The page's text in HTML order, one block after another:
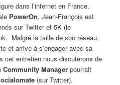
dans l’internet en France.
PowerOn, Jean-François est
sur Twitter et 5K (le
Malgré la taille de son réseau,
et arrive à s’engager avec sa
cet entretien nous discuterons de
Community Manager pourrait
(sur Twitter).